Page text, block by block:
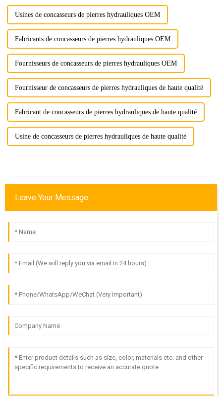
Usines de concasseurs de pierres hydrauliques OEM
Fabricants de concasseurs de pierres hydrauliques OEM
Fournisseurs de concasseurs de pierres hydrauliques OEM
Fournisseur de concasseurs de pierres hydrauliques de haute qualité
Fabricant de concasseurs de pierres hydrauliques de haute qualité
Usine de concasseurs de pierres hydrauliques de haute qualité
Leave Your Message